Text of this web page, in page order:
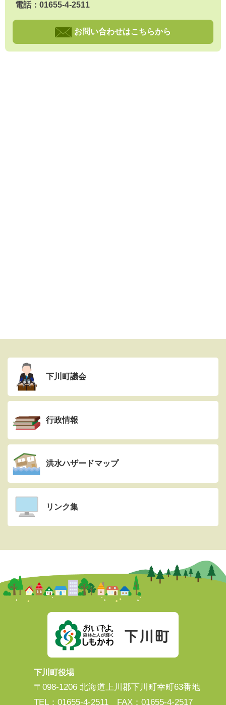
電話：01655-4-2511
お問い合わせはこちらから
下川町議会
行政情報
洪水ハザードマップ
リンク集
下川町役場
〒098-1206 北海道上川郡下川町幸町63番地
TEL：01655-4-2511 FAX：01655-4-2517